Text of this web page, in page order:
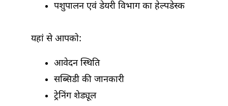
पशुपालन एवं डेयरी विभाग का हेल्पडेस्क
यहां से आपको:
आवेदन स्थिति
सब्सिडी की जानकारी
ट्रेनिंग शेड्यूल